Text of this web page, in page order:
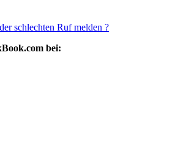
schlechten Ruf melden ?
bei: